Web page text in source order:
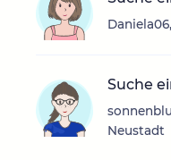
Suche
Neustadt